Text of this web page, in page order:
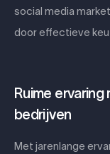
social media
door effectieve
Ruime
bedrijven
Met jarenlange